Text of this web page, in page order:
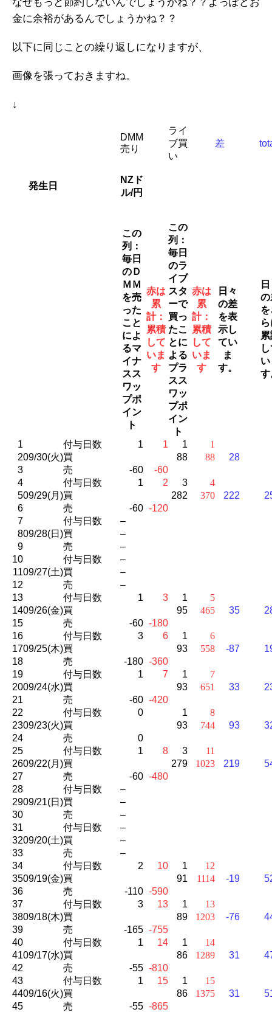
金に余裕があるんでしょうかね？？
以下に同じことの繰り返しになりますが、
画像を張っておきますね。
↓
DMM
売り
ライ
ブ買
い
差
発生日
NZド
ル/円
この
列：
毎日
のＤ
ＭＭ
を売
った
こと
によ
るマ
イナ
スス
ワッ
プポ
イン
ト
赤は
累
計：
累積
して
いま
す
この
列：
毎日
のラ
イブ
スタ
ーで
買っ
たこ
とに
よる
プラ
スス
ワッ
プポ
イン
ト
赤は
累
計：
累積
して
いま
す
日々
の差
を表
示し
てい
ま
す。
の
す
1
09/30(火)
付与日数 1 1 1
1
2
買 88 88
28
3
売 -60
-60
4
09/29(月)
付与日数 1 2 3
4
5
買 282 370 222
6
売 -60 -120
7
09/28(日)
付与日数
–
8
買
–
9
売
–
10
09/27(土)
付与日数
–
11
買
–
12
売
–
13
09/26(金)
付与日数 1 3 1
5
14
買 95 465 35
15
売 -60 -180
16
09/25(木)
付与日数 3 6 1
6
17
買 93 558 -87
18
売 -180 -360
19
09/24(水)
付与日数 1 7 1
7
20
買 93 651 33
21
売 -60 -420
22
09/23(火)
付与日数 0 1
8
23
買 93 744 93
24
売
0
25
09/22(月)
付与日数 1 8 3
11
26
買 279 1023 219
27
売 -60 -480
28
09/21(日)
付与日数
–
29
買
–
30
売
–
31
09/20(土)
付与日数
–
32
買
–
33
売
–
34
09/19(金)
付与日数 2 10 1
12
35
買 91 1114 -19
36
売 -110 -590
37
09/18(木)
付与日数 3 13 1
13
38
買 89 1203 -76
39
売 -165 -755
40
09/17(水)
付与日数 1 14 1
14
41
買 86 1289 31
42
売 -55 -810
43
09/16(火)
付与日数 1 15 1
15
44
買 86 1375 31
45
売 -55 -865